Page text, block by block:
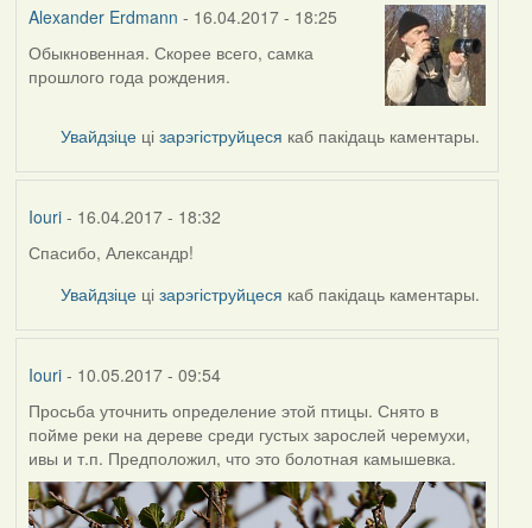
Alexander Erdmann - 16.04.2017 - 18:25
In
reply
Обыкновенная. Скорее всего, самка
прошлого года рождения.
Увайдзіце цізарэгіструйцеся каб пакідаць каментары.
Iouri- 16.04.2017 - 18:32
In
reply
by
Erdmann
Спасибо, Александр!
Увайдзіце цізарэгіструйцеся каб пакідаць каментары.
Iouri- 10.05.2017 - 09:54
Просьба уточнить определение этой птицы. Снято в
пойме реки на дереве среди густых зарослей черемухи,
ивы и т.п. Предположил, что это болотная камышевка.